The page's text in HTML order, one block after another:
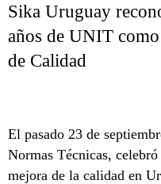
Sika Uruguay
años de UNIT
de Calidad
El pasado 23 de
Normas Técnicas,
mejora de la calidad en